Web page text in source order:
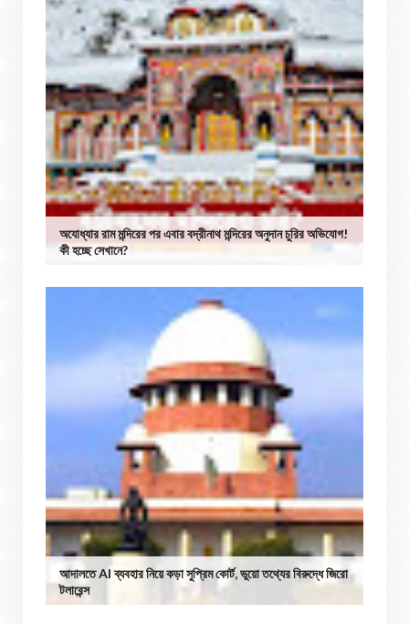
অযোধ্যার রাম মন্দিরের পর এবার বদ্রীনাথ মন্দিরের অনুদান চুরির অভিযোগ!
কী হচ্ছে সেখানে?
আদালতে AI ব্যবহার নিয়ে কড়া সুপ্রিম কোর্ট, ভুয়ো তথ্যের বিরুদ্ধে জিরো
টলারেন্স